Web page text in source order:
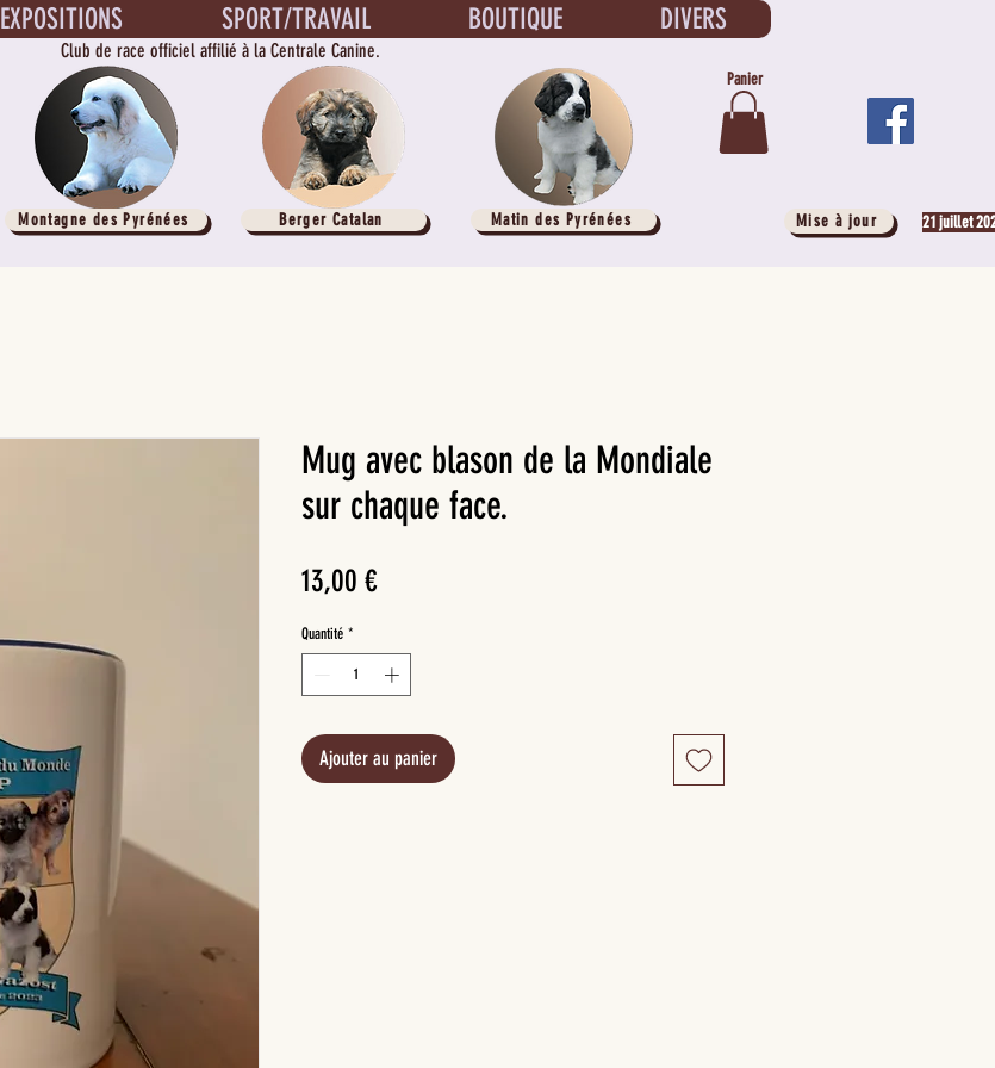
Club de race officiel affilié à la Centrale Canine.
Montagne des Pyrénées Berger Catalan Matin des Pyrénées
Panier
Mise à jour 21 juillet
EXPOSITIONS SPORT/TRAVAIL BOUTIQUE DIVERS
Mug avec blason de la Mondiale
sur chaque face.
13,00 €Prix
Quantité *
Ajouter au panier